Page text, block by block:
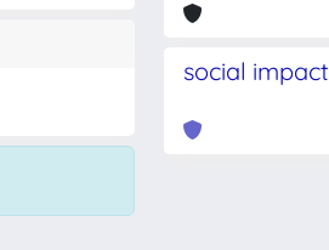
social impact